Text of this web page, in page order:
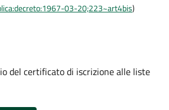
03-20;223~art4bis)
del certificato di iscrizione alle liste